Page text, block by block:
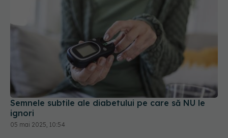
Semnele subtile ale diabetului pe care să NU le
ignori
05 mai 2025, 10:54